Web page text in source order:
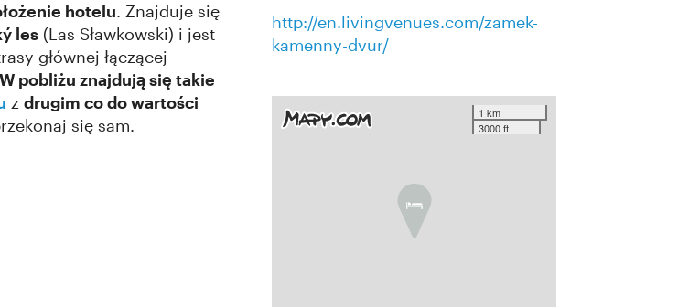
hotelu. Znajduje się
les (Las Sławkowski) i jest
głównej łączącej
W pobliżu znajdują się takie
z drugim co do wartości
się sam.
http://en.livingvenues.com/zamek-
kamenny-dvur/
1 km
3000 ft